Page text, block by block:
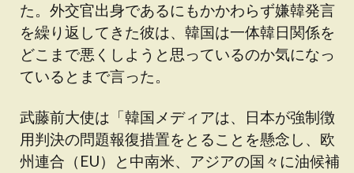
た。外交官出身であるにもかかわらず嫌韓発言
を繰り返してきた彼は、韓国は一体韓日関係を
どこまで悪くしようと思っているのか気になっ
ているとまで言った。
武藤前大使は「韓国メディアは、日本が強制徴
用判決の問題報復措置をとることを懸念し、欧
州連合（EU）と中南米、アジアの国々に油候補